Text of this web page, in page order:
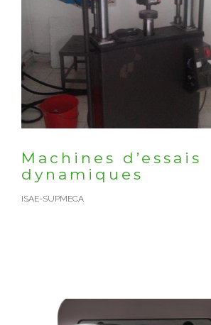
Machines d’essais
dynamiques
ISAE-SUPMECA